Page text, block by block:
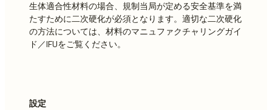
生体適合性材料の場合、規制当局が定める安全基準を満
たすために二次硬化が必須となります。適切な二次硬化
の方法については、材料のマニュファクチャリングガイ
ド／IFUをご覧ください。
設定